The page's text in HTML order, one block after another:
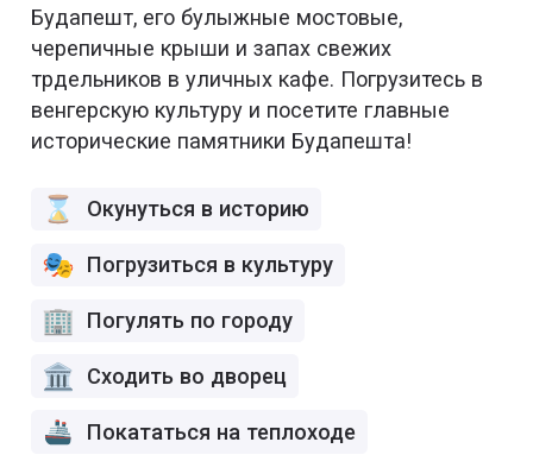
Будапешт, его булыжные мостовые,
черепичные крыши и запах свежих
трдельников в уличных кафе. Погрузитесь в
венгерскую культуру и посетите главные
исторические памятники Будапешта!
Окунуться в историю
Погрузиться в культуру
Погулять по городу
Сходить во дворец
Покататься на теплоходе